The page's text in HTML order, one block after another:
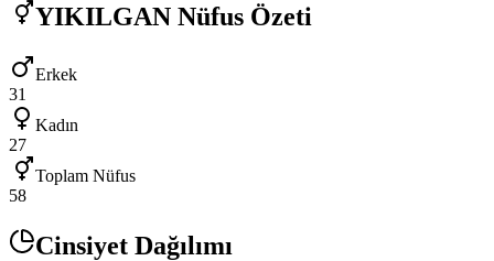
YIKILGAN Nüfus Özeti
Erkek
31
Kadın
27
Toplam Nüfus
58
Cinsiyet Dağılımı